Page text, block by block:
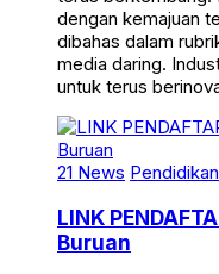
dengan kemajuan
dibahas dalam
media daring.
untuk terus
21 News Pendidikan
LINK
Buruan